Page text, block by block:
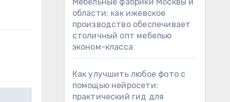
области: как ижевское
производство обеспечивает
столичный опт мебелью
эконом-класса
Как улучшить любое фото с
помощью нейросети:
практический гид для